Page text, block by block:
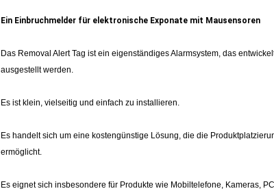
Ein Einbruchmelder für elektronische Exponate mit Mausensoren
Das Removal Alert Tag ist ein eigenständiges Alarmsystem, das
ausgestellt werden.
Es ist klein, vielseitig und einfach zu installieren.
Es handelt sich um eine kostengünstige Lösung, die die
ermöglicht.
Es eignet sich insbesondere für Produkte wie Mobiltelefone, Kameras,